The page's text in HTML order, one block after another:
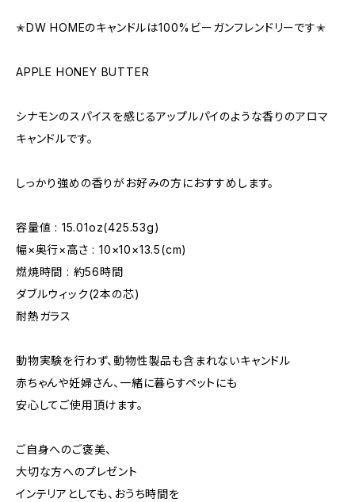
✭DW HOMEのキャンドルは100%ビーガンフレンドリーです✭
APPLE HONEY BUTTER
シナモンのスパイスを感じるアップルパイのような香りのアロマ
キャンドルです。
しっかり強めの香りがお好みの方におすすめします。
容量値 : 15.01oz(425.53g)
幅×奥行×高さ : 10×10×13.5(cm)
燃焼時間 : 約56時間
ダブルウィック(2本の芯)
耐熱ガラス
動物実験を行わず、動物性製品も含まれないキャンドル
赤ちゃんや妊婦さん、一緒に暮らすペットにも
安心してご使用頂けます。
ご自身へのご褒美、
大切な方へのプレゼント
インテリアとしても、おうち時間を